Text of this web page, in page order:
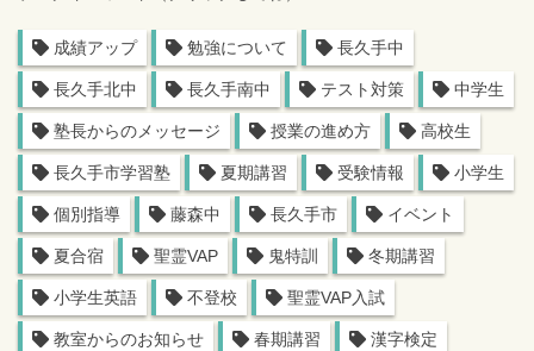
成績アップ 勉強について 長久手中
長久手北中 長久手南中 テスト対策 中学生
塾長からのメッセージ 授業の進め方 高校生
長久手市学習塾 夏期講習 受験情報 小学生
個別指導 藤森中 長久手市 イベント
夏合宿 聖霊VAP 鬼特訓 冬期講習
小学生英語 不登校 聖霊VAP入試
教室からのお知らせ 春期講習 漢字検定